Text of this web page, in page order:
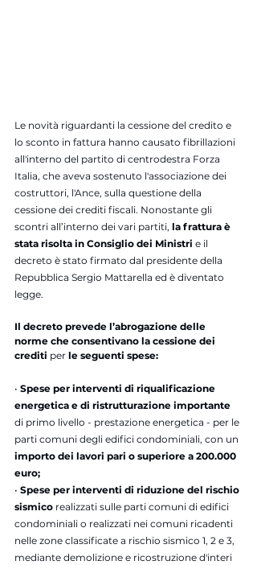
Le novità riguardanti la cessione del credito e
lo sconto in fattura hanno causato fibrillazioni
all'interno del partito di centrodestra Forza
Italia, che aveva sostenuto l'associazione dei
costruttori, l'Ance, sulla questione della
cessione dei crediti fiscali. Nonostante gli
scontri all’interno dei vari partiti, la frattura è
stata risolta in Consiglio dei Ministri e il
decreto è stato firmato dal presidente della
Repubblica Sergio Mattarella ed è diventato
legge.
Il decreto prevede l’abrogazione delle
norme che consentivano la cessione dei
crediti per le seguenti spese:
• Spese per interventi di riqualificazione
energetica e di ristrutturazione importante
di primo livello - prestazione energetica - per le
parti comuni degli edifici condominiali, con un
importo dei lavori pari o superiore a 200.000
euro;
• Spese per interventi di riduzione del rischio
sismico realizzati sulle parti comuni di edifici
condominiali o realizzati nei comuni ricadenti
nelle zone classificate a rischio sismico 1, 2 e 3,
mediante demolizione e ricostruzione d'interi